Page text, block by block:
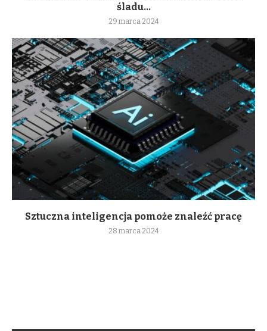
śladu...
29 marca 2024
Sztuczna inteligencja pomoże znaleźć pracę
28 marca 2024